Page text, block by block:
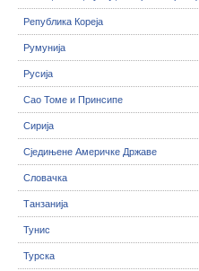
Република Кореја
Румунија
Русија
Сао Томе и Принсипе
Сирија
Сједињене Америчке Државе
Словачка
Танзанија
Тунис
Турска